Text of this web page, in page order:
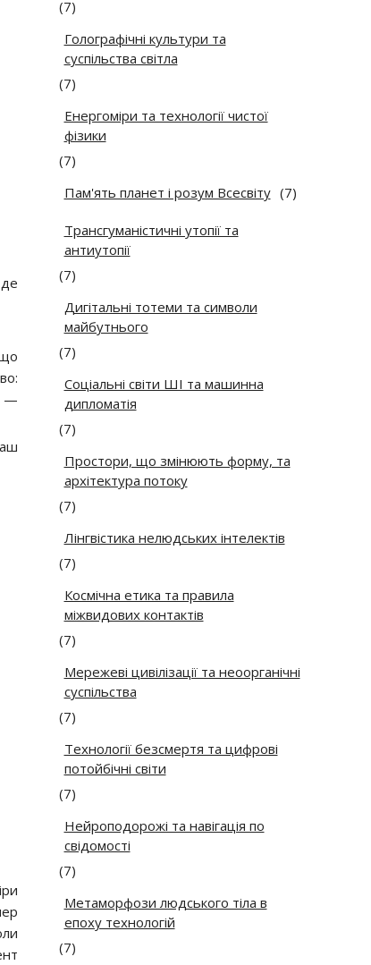
—
(7)
Голографічні культури та
суспільства світла
(7)
Енергоміри та технології чистої
фізики
(7)
Пам'ять планет і розум Всесвіту (7)
Трансгуманістичні утопії та
антиутопії
(7)
Дигітальні тотеми та символи
майбутнього
(7)
Соціальні світи ШІ та машинна
дипломатія
(7)
Простори, що змінюють форму, та
архітектура потоку
(7)
Лінгвістика нелюдських інтелектів
(7)
Космічна етика та правила
міжвидових контактів
(7)
Мережеві цивілізації та неоорганічні
суспільства
(7)
Технології безсмертя та цифрові
потойбічні світи
(7)
Нейроподорожі та навігація по
свідомості
(7)
Метаморфози людського тіла в
епоху технологій
(7)